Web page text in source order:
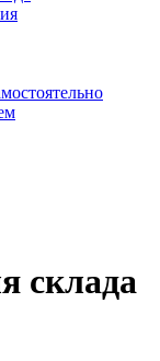
склада